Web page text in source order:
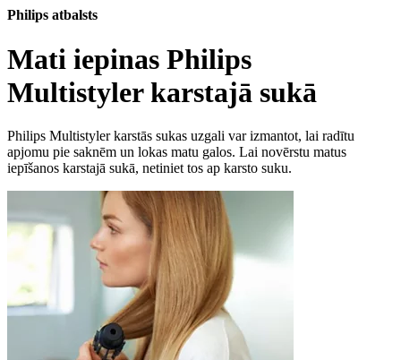
Philips atbalsts
Mati iepinas Philips
Multistyler karstajā sukā
Philips Multistyler karstās sukas uzgali var izmantot, lai radītu
apjomu pie saknēm un lokas matu galos. Lai novērstu matus
iepīšanos karstajā sukā, netiniet tos ap karsto suku.